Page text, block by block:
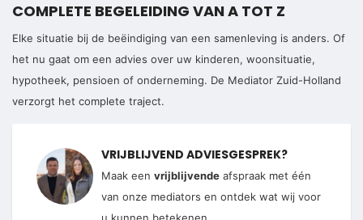
COMPLETE BEGELEIDING VAN A TOT Z
Elke situatie bij de beëindiging van een samenleving is anders. Of
het nu gaat om een advies over uw kinderen, woonsituatie,
hypotheek, pensioen of onderneming. De Mediator Zuid-Holland
verzorgt het complete traject.
VRIJBLIJVEND ADVIESGESPREK?
Maak een vrijblijvende afspraak met één
van onze mediators en ontdek wat wij voor